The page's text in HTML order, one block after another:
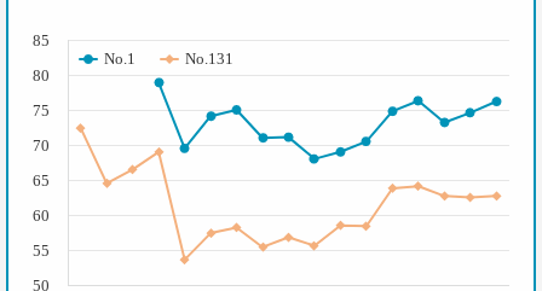
大分違う｢本気コスプレイヤー｣の世界
生活総研 上席研究員/コピーライター
2019.08.28
日本人男性の｢寿司･ラーメン離れ｣
意外な実態
生活総研 上席研究員/コピーライター
No.1 No.131
70
80
50
55
60
65
75
85